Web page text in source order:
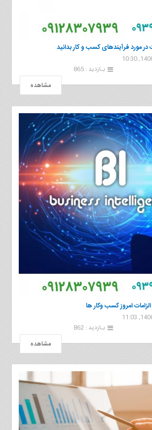
مورد فرآیندهای کسب و کار بدانید
بـازدید : 865
مشاهده
امروز کسب وکار ها
بـازدید : 862
مشاهده